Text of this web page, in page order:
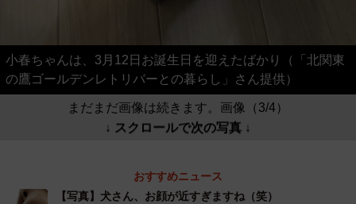
小春ちゃんは、3月12日お誕生日を迎えたばかり（「北関東
の鷹ゴールデンレトリバーとの暮らし」さん提供）
まだまだ画像は続きます。画像（3/4）
↓ スクロールで次の写真 ↓
おすすめニュース
【写真】犬さん、お顔が近すぎますね（笑）